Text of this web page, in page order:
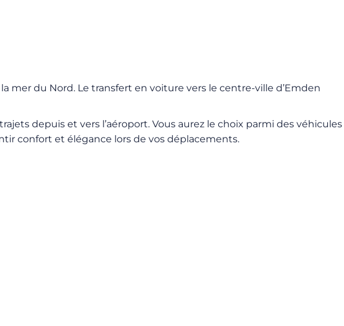
mer du Nord. Le transfert en voiture vers le centre-ville d’Emden
depuis et vers l’aéroport. Vous aurez le choix parmi des véhicules
confort et élégance lors de vos déplacements.